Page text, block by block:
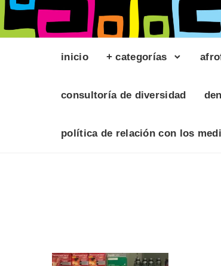
inicio + categorías
consultoría de diversidad
política de relación con los